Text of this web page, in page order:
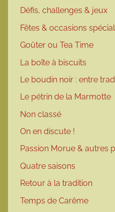
Défis, challenges & jeux
Fêtes & occasions
Goûter ou Tea Time
La boîte à biscuits
Le boudin noir : entre
Le pétrin de la Marmotte
Non classé
On en discute !
Passion Morue & autres
Quatre saisons
Retour à la tradition
Temps de Carême